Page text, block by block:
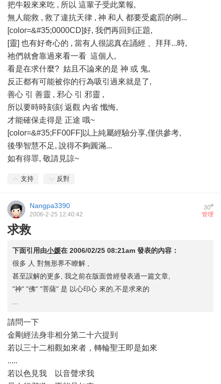
把牛殺來來吃 , 所以 這輩子受此業報,
無人能救 , 救了違抗天律 , 神 和人 都要受處罰的咧...
[color=&#35;0000CD]好, 我們再回到正題,
[靈] 也有好奇心的 , 當有人很認真在誦經 、拜拜...時,
祂們就會靠過來看一看 這個人,
看是在求什麼? 姑且不論來的是 神 或 鬼,
反正都有可能被你的行為吸引過來就是了,
善心 引 善靈 , 邪心 引 邪靈 ,
所以要時時刻刻 返觀 內省 懺悔,
才能確保走得是 正途 哦~
[color=&#35;FF00FF]以上純屬經驗分享,僅供參考,
後學智慧不足, 說得不夠圓滿...
如有得罪, 敬請見諒~
支持 反對
30#
Nangpa3390
管理
2006-2-25 12:40:42
求救
下面引用由小媛在 2006/02/25 08:21am 發表的內容：
很多 人 對無形界不瞭解 ,
甚至誤解的更多, 我之前在版面曾經發表過一篇文章,
"神" "佛" "菩薩" 是 以心印心 來的,不是求來的
請問一下
金剛經法身非相分第二十六提到
若以三十二相觀如來者，轉輪聖王即是如來
.....
若以色見我 以音聲求我